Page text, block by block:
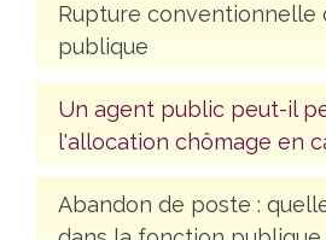
Rupture conventionnelle
publique
Un agent public peut-il
l'allocation chômage en
Abandon de poste :